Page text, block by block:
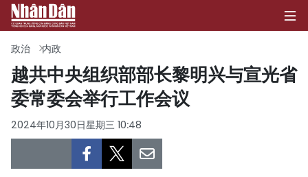
首页
政治
经济
政治 内政
越共中央组织部部长黎明兴与宣光省
委常委会举行工作会议
2024年10月30日星期三 10:48